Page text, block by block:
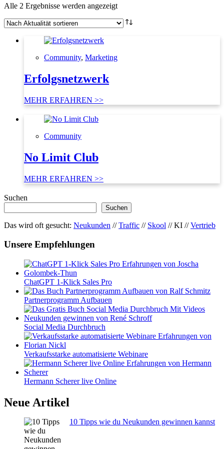
Alle 2 Ergebnisse werden angezeigtNach
sortiert
Community, Marketing
Erfolgsnetzwerk
MEHR ERFAHREN >>
Community
No Limit Club
MEHR ERFAHREN >>
Suchen
Suchen
Das wird oft gesucht: Neukunden //Traffic // Skool // KI //Vertrieb
Unsere Empfehlungen
ChatGPT 1-Klick Sales Pro
Partnerprogramm Aufbauen
Social Media Durchbruch
Verkaufsstarke automatisierte Webinare
Hermann Scherer live Online
Neue Artikel
10 Tipps wie du Neukunden gewinnen kannst